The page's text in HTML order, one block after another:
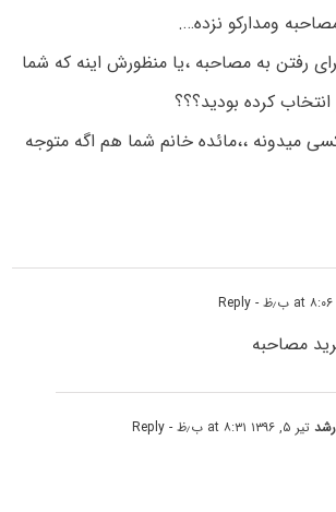
ومدارکو نزده….
رفتن به مصاحبه ،یا منظورش اینه که شما
کرده بودید؟؟؟
میدونه ،،مائده خانم شما هم اگه متوجه
- Reply
مصاحبه
تیر ۵, ۱۳۹۶ at ۸:۳۱ ب٫ظ - Reply